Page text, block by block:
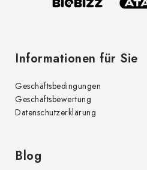
Informationen für Sie
Geschäftsbedingungen
Geschäftsbewertung
Datenschutzerklärung
Blog